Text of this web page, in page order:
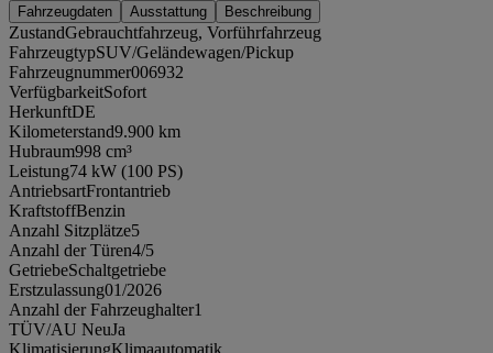
Fahrzeugdaten Ausstattung Beschreibung
ZustandGebrauchtfahrzeug, Vorführfahrzeug
FahrzeugtypSUV/Geländewagen/Pickup
Fahrzeugnummer006932
VerfügbarkeitSofort
HerkunftDE
Kilometerstand9.900 km
Hubraum998 cm³
Leistung74 kW (100 PS)
AntriebsartFrontantrieb
KraftstoffBenzin
Anzahl Sitzplätze5
Anzahl der Türen4/5
GetriebeSchaltgetriebe
Erstzulassung01/2026
Anzahl der Fahrzeughalter1
TÜV/AU NeuJa
KlimatisierungKlimaautomatik